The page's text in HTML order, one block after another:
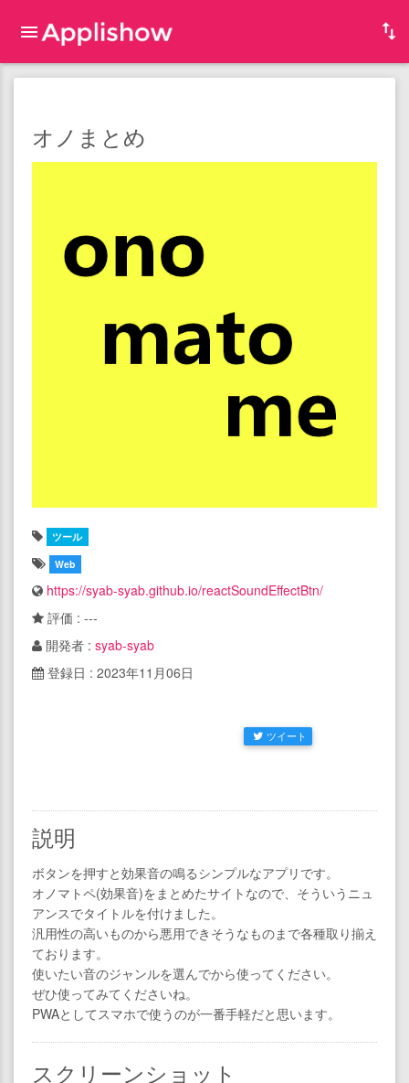
オノまとめ
ツール
Web
https://syab-syab.github.io/reactSoundEffectBtn/
評価 : ---
開発者 : syab-syab
登録日 : 2023年11月06日
ツイート
説明
ボタンを押すと効果音の鳴るシンプルなアプリです。
オノマトペ(効果音)をまとめたサイトなので、そういうニュ
アンスでタイトルを付けました。
汎用性の高いものから悪用できそうなものまで各種取り揃え
ております。
使いたい音のジャンルを選んでから使ってください。
ぜひ使ってみてくださいね。
PWAとしてスマホで使うのが一番手軽だと思います。
スクリーンショット